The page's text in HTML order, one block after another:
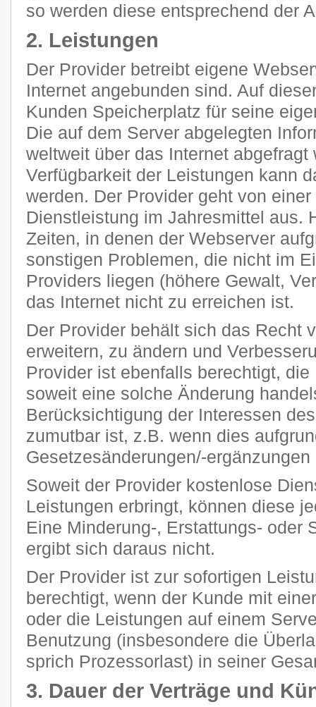
so werden diese entsprechend der
2. Leistungen
Der Provider betreibt eigene
Internet angebunden sind. Auf
Kunden Speicherplatz für seine
Die auf dem Server abgelegten
weltweit über das Internet
Verfügbarkeit der Leistungen kann
werden. Der Provider geht von
Dienstleistung im Jahresmittel aus.
Zeiten, in denen der Webserver
sonstigen Problemen, die nicht im
Providers liegen (höhere Gewalt,
das Internet nicht zu erreichen ist.
Der Provider behält sich das Recht
erweitern, zu ändern und
Provider ist ebenfalls berechtigt,
soweit eine solche Änderung
Berücksichtigung der Interessen
zumutbar ist, z.B. wenn dies
Gesetzesänderungen/-
Soweit der Provider kostenlose
Leistungen erbringt, können diese
Eine Minderung-, Erstattungs- oder
ergibt sich daraus nicht.
Der Provider ist zur sofortigen
berechtigt, wenn der Kunde mit
oder die Leistungen auf einem
Benutzung (insbesondere die
sprich Prozessorlast) in seiner
3. Dauer der Verträge und